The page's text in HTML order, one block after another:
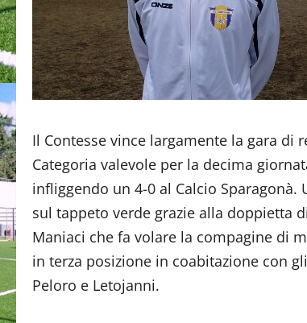
Il Contesse vince largamente la gara di
Categoria valevole per la decima
infliggendo un 4-0 al Calcio Sparagonà.
sul tappeto verde grazie alla doppietta
Maniaci che fa volare la compagine di
in terza posizione in coabitazione con
Peloro e Letojanni.